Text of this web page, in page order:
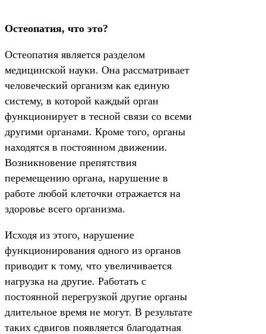
Остеопатия, что это?
Остеопатия является разделом
медицинской науки. Она рассматривает
человеческий организм как единую
систему, в которой каждый орган
функционирует в тесной связи со всеми
другими органами. Кроме того, органы
находятся в постоянном движении.
Возникновение препятствия
перемещению органа, нарушение в
работе любой клеточки отражается на
здоровье всего организма.
Исходя из этого, нарушение
функционирования одного из органов
приводит к тому, что увеличивается
нагрузка на другие. Работать с
постоянной перегрузкой другие органы
длительное время не могут. В результате
таких сдвигов появляется благодатная